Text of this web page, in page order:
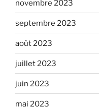
novembre 2023
septembre 2023
août 2023
juillet 2023
juin 2023
mai 2023